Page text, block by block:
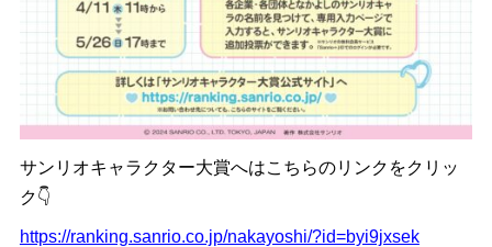
サンリオキャラクター大賞へはこちらのリンクをクリッ
ク👇
https://ranking.sanrio.co.jp/nakayoshi/?id=byi9jxsek